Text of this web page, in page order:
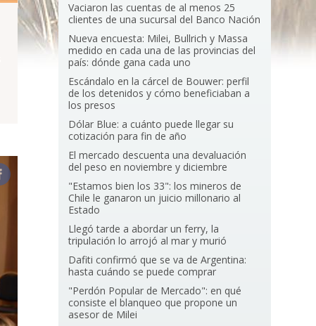
Vaciaron las cuentas de al menos 25
clientes de una sucursal del Banco Nación
Nueva encuesta: Milei, Bullrich y Massa
medido en cada una de las provincias del
país: dónde gana cada uno
Escándalo en la cárcel de Bouwer: perfil
de los detenidos y cómo beneficiaban a
los presos
Dólar Blue: a cuánto puede llegar su
cotización para fin de año
El mercado descuenta una devaluación
del peso en noviembre y diciembre
"Estamos bien los 33": los mineros de
Chile le ganaron un juicio millonario al
Estado
Llegó tarde a abordar un ferry, la
tripulación lo arrojó al mar y murió
Dafiti confirmó que se va de Argentina:
hasta cuándo se puede comprar
"Perdón Popular de Mercado": en qué
consiste el blanqueo que propone un
asesor de Milei